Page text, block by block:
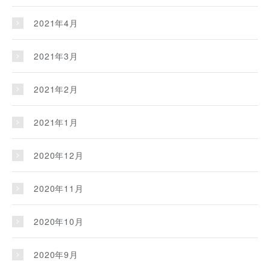
2021年4月
2021年3月
2021年2月
2021年1月
2020年12月
2020年11月
2020年10月
2020年9月